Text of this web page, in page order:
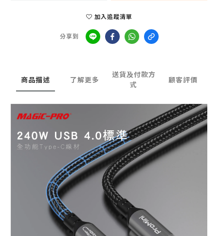
加入追蹤清單
分享到
商品描述 了解更多
送貨及付款方
式
顧客評價